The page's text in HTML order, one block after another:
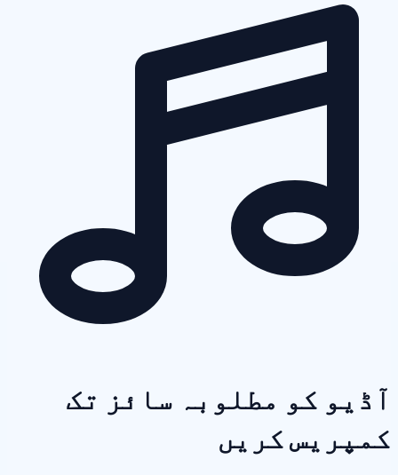
آڈیو کو مطلوبہ سائز تک
کمپریس کریں